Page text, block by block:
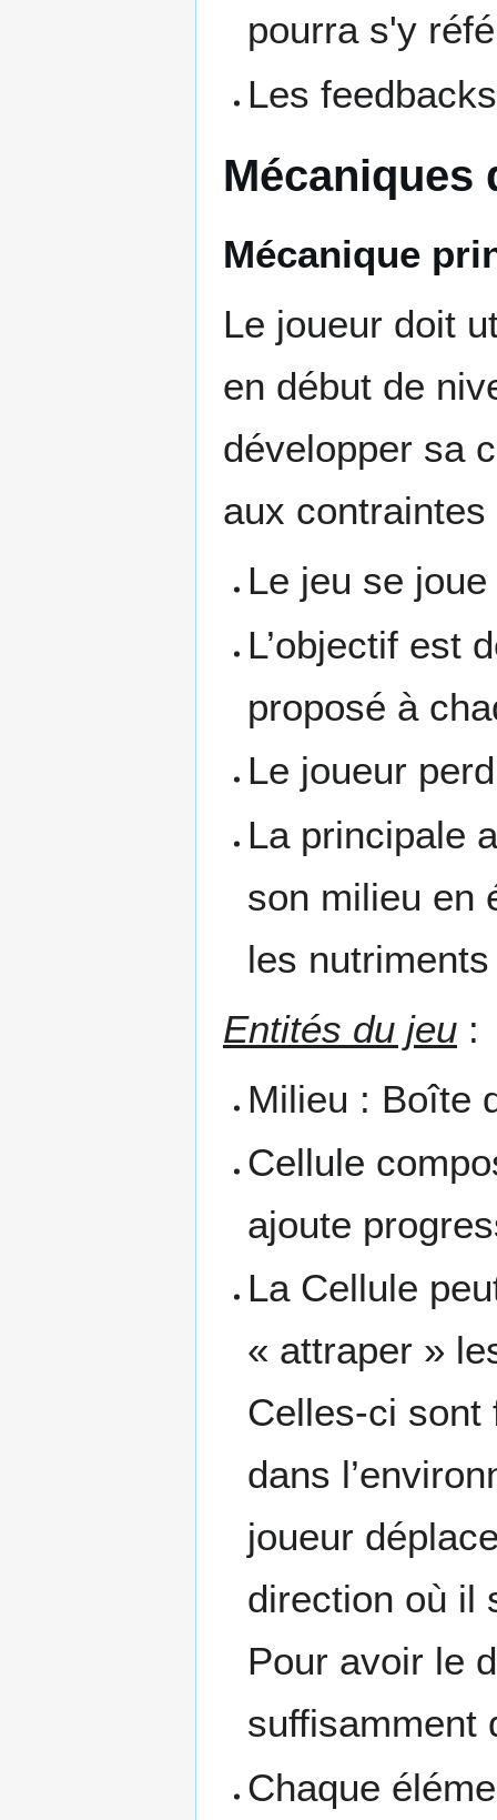
pourra s'y
Les
Mécaniques
Mécanique
Le joueur doit
en début de
développer sa
aux
Le jeu se
L’objectif est
proposé à
Le joueur
La principale
son milieu en
les
Entités du jeu :
Milieu : Boîte
Cellule
ajoute
La Cellule
« attraper »
Celles-ci sont
dans
joueur
direction où il
Pour avoir le
suffisamment
Chaque